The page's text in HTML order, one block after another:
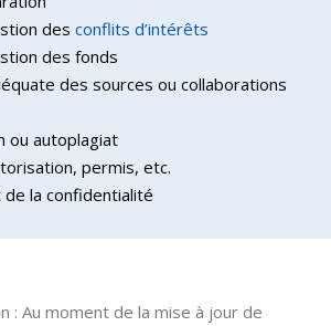
des conflits d’intérêts
des fonds
des sources ou collaborations
ou autoplagiat
permis, etc.
la confidentialité
: Au moment de la mise à jour de